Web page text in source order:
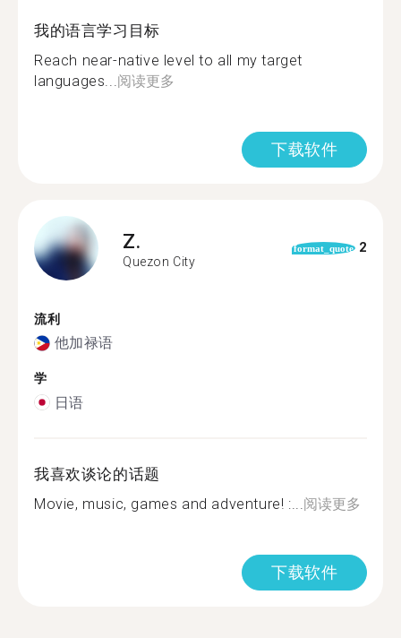
我的语言学习目标
Reach near-native level to all my target
languages... 阅读更多
下载软件
Z.
Quezon City
format_quote 2
流利
他加禄语
学
日语
我喜欢谈论的话题
Movie, music, games and adventure! :... 阅读更多
下载软件